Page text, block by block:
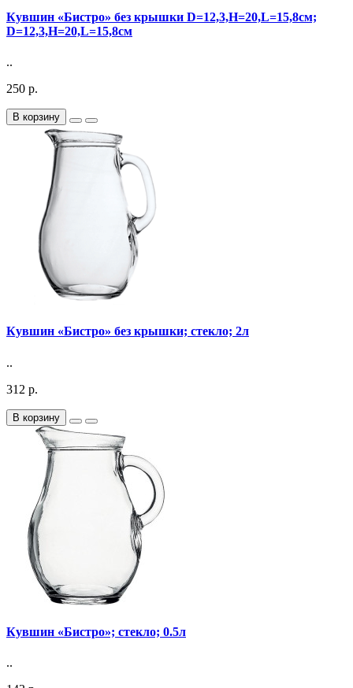
Кувшин «Бистро» без крышки D=12,3,H=20,L=15,8см;
D=12,3,H=20,L=15,8см
..
250 р.
В корзину
Кувшин «Бистро» без крышки; стекло; 2л
..
312 р.
В корзину
Кувшин «Бистро»; стекло; 0.5л
..